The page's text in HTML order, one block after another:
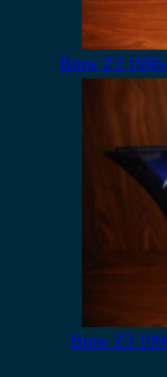
Bmw Z3 1996-
Bmw Z3